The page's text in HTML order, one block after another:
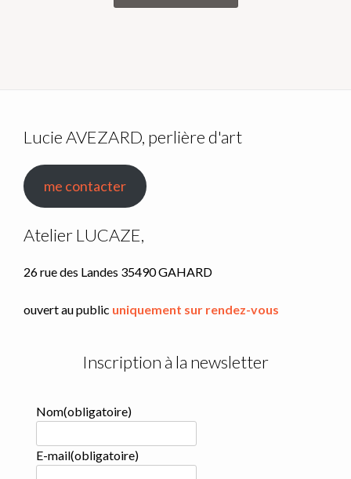
Lucie AVEZARD, perlière d'art
me contacter
Atelier LUCAZE,
26 rue des Landes 35490 GAHARD
ouvert au public uniquement sur rendez-vous
Inscription à la newsletter
Nom(obligatoire)
E-mail(obligatoire)